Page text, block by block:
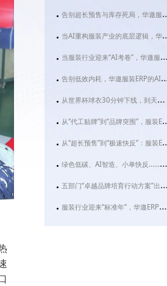
告别超长预售与库存死局，华遨服装ERP正让服装企业跑出智造加速度
当AI重构服装产业的底层逻辑，华遨服装ERP如何让“快反”不再只是一句口号？
当服装行业迎来“AI考卷”，华遨服装ERP用这两项功能交出满分答案
告别低效内耗，华遨服装ERP的AI助手如何让服装老板“躺赢”？
从世界杯球衣30分钟下线，到天门千亿服装产业：华遨服装ERP为何成为2026服装企业的“数字必修课”？
从“代工贴牌”到“品牌突围”，服装ERP成织造金三角的“数字粘合剂”
从“超长预售”到“极速快反”：服装ERP才是品牌破局的关键变量
绿色低碳、AI智造、小单快反……2026服装行业大变局下，为什么你的企业急需一套真正的服装ERP？
五部门“卓越品牌培育行动方案”出台，服装企业如何借华遨ERP抢占先机？
服装行业迎来“标准年”，华遨ERP用数字化快反为品质中国添砖加瓦